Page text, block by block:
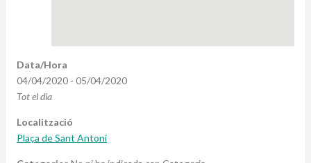
Data/Hora
04/04/2020 - 05/04/2020
Tot el dia
Localització
Plaça de Sant Antoni